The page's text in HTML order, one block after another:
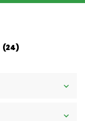
(24)